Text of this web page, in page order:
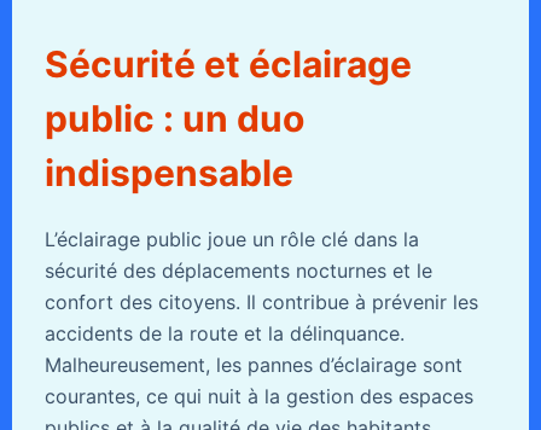
Sécurité et éclairage
public : un duo
indispensable
L’éclairage public joue un rôle clé dans la
sécurité des déplacements nocturnes et le
confort des citoyens. Il contribue à prévenir les
accidents de la route et la délinquance.
Malheureusement, les pannes d’éclairage sont
courantes, ce qui nuit à la gestion des espaces